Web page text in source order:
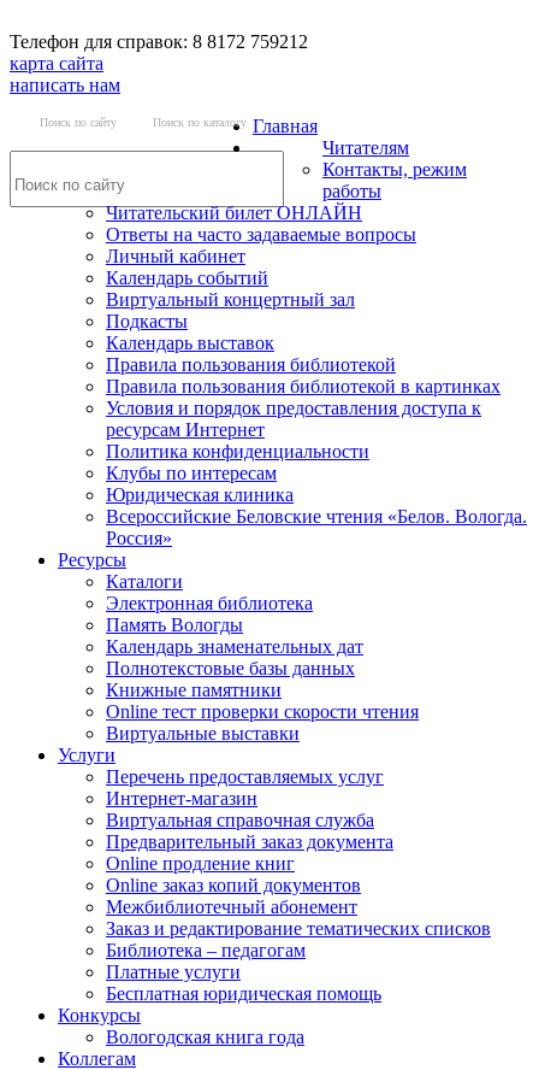
Телефон для справок: 8 8172 759212
карта сайта
написать нам
Поиск по сайту Поиск по каталогу Главная
Читателям
Контакты, режим
работы
Читательский билет ОНЛАЙН
Ответы на часто задаваемые вопросы
Личный кабинет
Календарь событий
Виртуальный концертный зал
Подкасты
Календарь выставок
Правила пользования библиотекой
Правила пользования библиотекой в картинках
Условия и порядок предоставления доступа к
ресурсам Интернет
Политика конфиденциальности
Клубы по интересам
Юридическая клиника
Всероссийские Беловские чтения «Белов. Вологда.
Россия»
Ресурсы
Каталоги
Электронная библиотека
Память Вологды
Календарь знаменательных дат
Полнотекстовые базы данных
Книжные памятники
Online тест проверки скорости чтения
Виртуальные выставки
Услуги
Перечень предоставляемых услуг
Интернет-магазин
Виртуальная справочная служба
Предварительный заказ документа
Online продление книг
Online заказ копий документов
Межбиблиотечный абонемент
Заказ и редактирование тематических списков
Библиотека – педагогам
Платные услуги
Бесплатная юридическая помощь
Конкурсы
Вологодская книга года
Коллегам